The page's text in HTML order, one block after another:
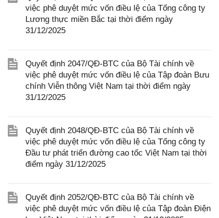
việc phê duyệt mức vốn điều lệ của Tổng công ty
Lương thực miền Bắc tại thời điểm ngày
31/12/2025
Quyết định 2047/QĐ-BTC của Bộ Tài chính về
việc phê duyệt mức vốn điều lệ của Tập đoàn Bưu
chính Viễn thông Việt Nam tại thời điểm ngày
31/12/2025
Quyết định 2048/QĐ-BTC của Bộ Tài chính về
việc phê duyệt mức vốn điều lệ của Tổng công ty
Đầu tư phát triển đường cao tốc Việt Nam tại thời
điểm ngày 31/12/2025
Quyết định 2052/QĐ-BTC của Bộ Tài chính về
việc phê duyệt mức vốn điều lệ của Tập đoàn Điện